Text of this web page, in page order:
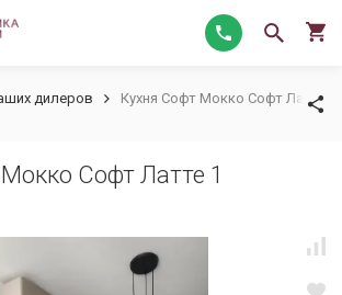
дилеров Кухня Софт Мокко Софт Латте 1
Софт Латте 1